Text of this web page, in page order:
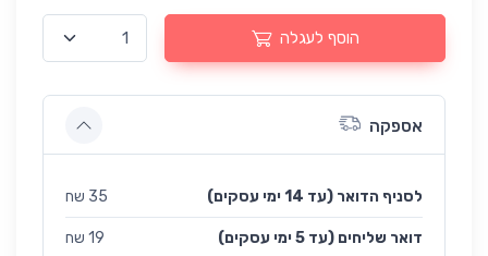
הוסף לעגלה
אספקה
לסניף הדואר (עד 14 ימי עסקים) 35 שח
(עד 5 ימי עסקים) דואר שליחים 19 שח